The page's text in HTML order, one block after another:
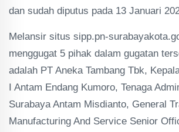
dan sudah diputus pada 13 Januari
Melansir situs sipp.pn-
menggugat 5 pihak dalam gugatan
adalah PT Aneka Tambang Tbk,
I Antam Endang Kumoro, Tenaga
Surabaya Antam Misdianto, General
Manufacturing And Service Senior